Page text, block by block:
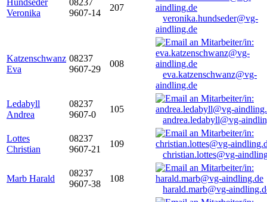
Hundseder
Veronika
08237
9607-14
207
veronika.hundseder@vg-
aindling.de
Katzenschwanz
Eva
08237
9607-29
008
eva.katzenschwanz@vg-
aindling.de
Ledabyll
Andrea
08237
9607-0
105
andrea.ledabyll@vg-
Lottes
Christian
08237
9607-21
109
christian.lottes@vg-
Marb Harald
08237
9607-38
108
harald.marb@vg-